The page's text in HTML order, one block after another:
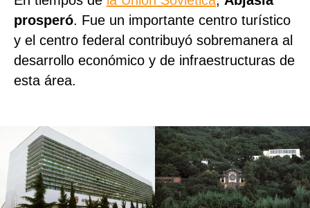
prosperó. Fue un importante centro turístico
y el centro federal contribuyó sobremanera al
desarrollo económico y de infraestructuras de
esta área.